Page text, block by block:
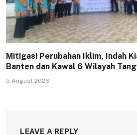
Mitigasi Perubahan Iklim, Indah
Banten dan Kawal 6 Wilayah
5 August 2026
LEAVE A REPLY